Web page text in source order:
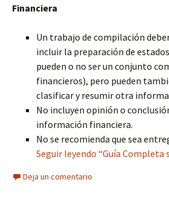
Financiera
Un trabajo de compilación
incluir la preparación de
pueden o no ser un conjunto
financieros), pero pueden
clasificar y resumir otra
No incluyen opinión o
información financiera.
No se recomienda que sea
Seguir leyendo “Guía Completa
Deja un comentario